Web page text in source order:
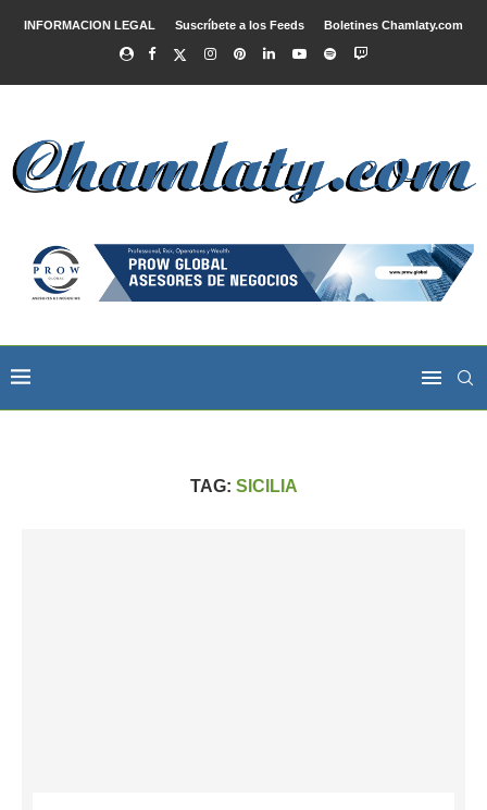
INFORMACION LEGAL Suscríbete a los Feeds Boletines Chamlaty.com
TAG: SICILIA